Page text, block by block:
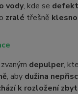
vody, kde se
zralé třešně
depulper,
, aby dužina
k rozložení